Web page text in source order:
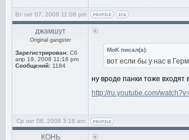
Вт окт 07, 2008 11:08 pm
джамшут
Original gangster
Зарегистрирован: Сб
апр 19, 2008 11:16 pm
Сообщений: 1184
MoK писал(а):
вот если бы у нас в
ну вроде панки тоже входят
http://ru.youtube.com/
Ср окт 08, 2008 3:18 am
КОНЬ